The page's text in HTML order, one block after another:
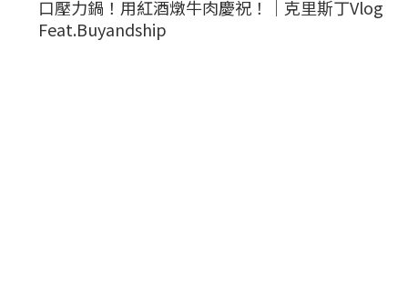
口壓力鍋！用紅酒燉牛肉慶祝！｜克里斯丁Vlog
Feat.Buyandship